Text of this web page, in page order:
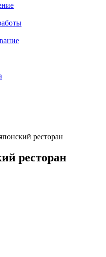
ресторан
ресторан